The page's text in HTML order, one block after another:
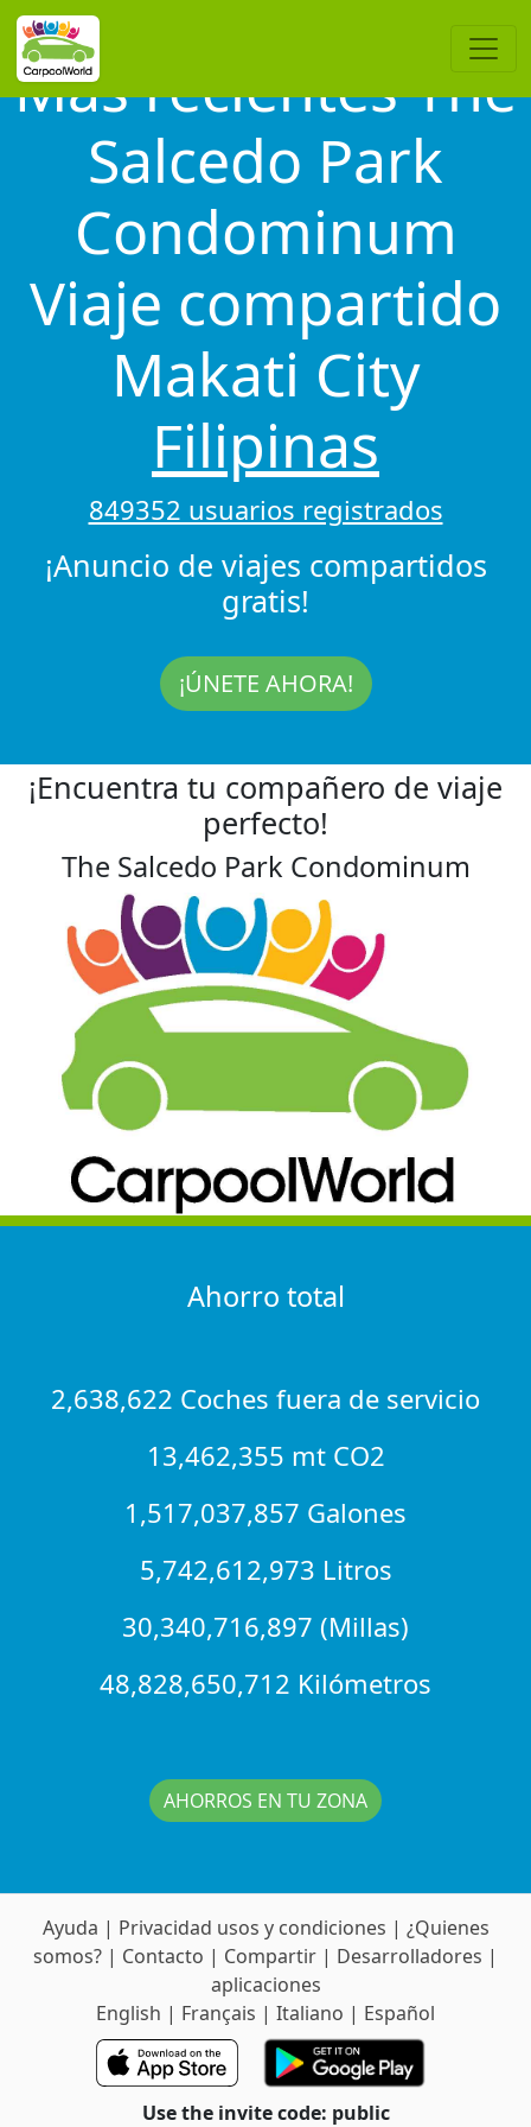
Más recientes The
Salcedo Park
Condominum
Viaje compartido
Makati City
Filipinas
849352 usuarios registrados
¡Anuncio de viajes compartidos
gratis!
¡ÚNETE AHORA!
¡Encuentra tu compañero de viaje
perfecto!
The Salcedo Park Condominum
Ahorro total
2,638,622 Coches fuera de servicio
13,462,355 mt CO2
1,517,037,857 Galones
5,742,612,973 Litros
30,340,716,897 (Millas)
48,828,650,712 Kilómetros
AHORROS EN TU ZONA
Ayuda | Privacidad usos y condiciones | ¿Quienes
somos? | Contacto | Compartir | Desarrolladores |
aplicaciones
English | Français | Italiano | Español
Use the invite code: public